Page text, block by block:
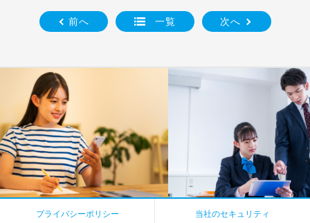
前へ 一覧 次へ
プライバシーポリシー 当社のセキュリティ